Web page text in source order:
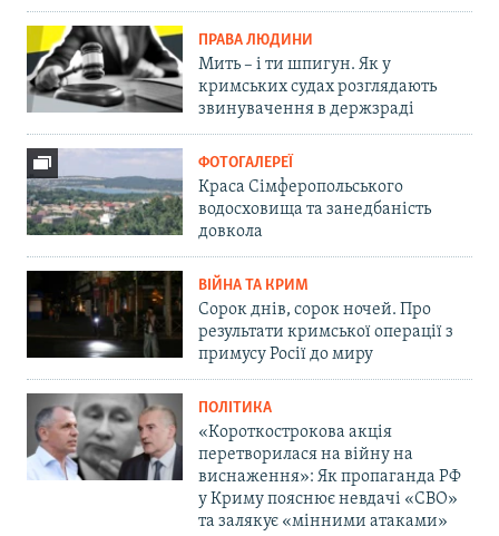
ПРАВА ЛЮДИНИ
Мить – і ти шпигун. Як у
кримських судах розглядають
звинувачення в держзраді
ФОТОГАЛЕРЕЇ
Краса Сімферопольського
водосховища та занедбаність
довкола
ВІЙНА ТА КРИМ
Сорок днів, сорок ночей. Про
результати кримської операції з
примусу Росії до миру
ПОЛІТИКА
«Короткострокова акція
перетворилася на війну на
виснаження»: Як пропаганда РФ
у Криму пояснює невдачі «СВО»
та залякує «мінними атаками»